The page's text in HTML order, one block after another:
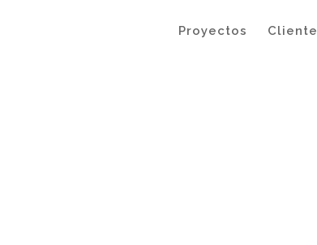
Proyectos